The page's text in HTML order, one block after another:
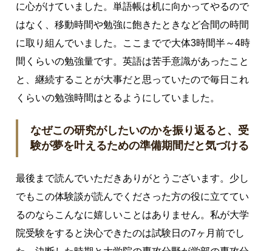
に心がけていました。単語帳は机に向かってやるので
はなく、移動時間や勉強に飽きたときなど合間の時間
に取り組んでいました。ここまでで大体3時間半～4時
間くらいの勉強量です。英語は苦手意識があったこと
と、継続することが大事だと思っていたので毎日これ
くらいの勉強時間はとるようにしていました。
なぜこの研究がしたいのかを振り返ると、受
験が夢を叶えるための準備期間だと気づける
最後まで読んでいただきありがとうございます。少し
でもこの体験談が読んでくださった方の役に立ててい
るのならこんなに嬉しいことはありません。私が大学
院受験をすると決心できたのは試験日の7ヶ月前でし